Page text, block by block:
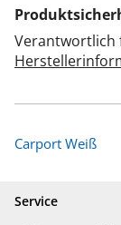
Verantwortlich
Carport Weiß
Service